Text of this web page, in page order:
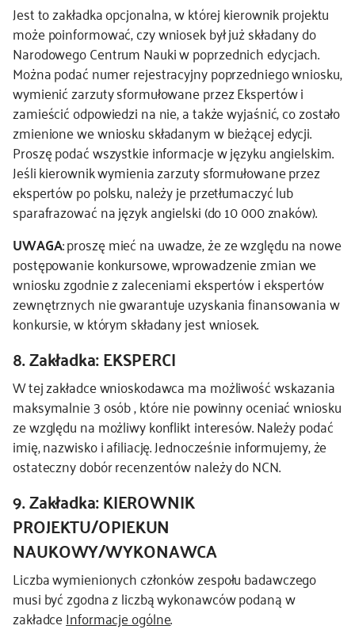
Jest to zakładka opcjonalna, w której kierownik projektu
może poinformować, czy wniosek był już składany do
Narodowego Centrum Nauki w poprzednich edycjach.
Można podać numer rejestracyjny poprzedniego wniosku,
wymienić zarzuty sformułowane przez Ekspertów i
zamieścić odpowiedzi na nie, a także wyjaśnić, co zostało
zmienione we wniosku składanym w bieżącej edycji.
Proszę podać wszystkie informacje w języku angielskim.
Jeśli kierownik wymienia zarzuty sformułowane przez
ekspertów po polsku, należy je przetłumaczyć lub
sparafrazować na język angielski (do 10 000 znaków).
UWAGA: proszę mieć na uwadze, że ze względu na nowe
postępowanie konkursowe, wprowadzenie zmian we
wniosku zgodnie z zaleceniami ekspertów i ekspertów
zewnętrznych nie gwarantuje uzyskania finansowania w
konkursie, w którym składany jest wniosek.
8. Zakładka: EKSPERCI
W tej zakładce wnioskodawca ma możliwość wskazania
maksymalnie 3 osób , które nie powinny oceniać wniosku
ze względu na możliwy konflikt interesów. Należy podać
imię, nazwisko i afiliację. Jednocześnie informujemy, że
ostateczny dobór recenzentów należy do NCN.
9. Zakładka: KIEROWNIK
PROJEKTU/OPIEKUN
NAUKOWY/WYKONAWCA
Liczba wymienionych członków zespołu badawczego
musi być zgodna z liczbą wykonawców podaną w
zakładceInformacje ogólne.